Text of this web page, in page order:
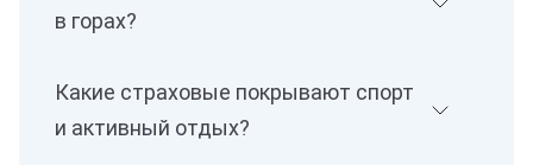
в горах?
Какие страховые покрывают спорт
и активный отдых?